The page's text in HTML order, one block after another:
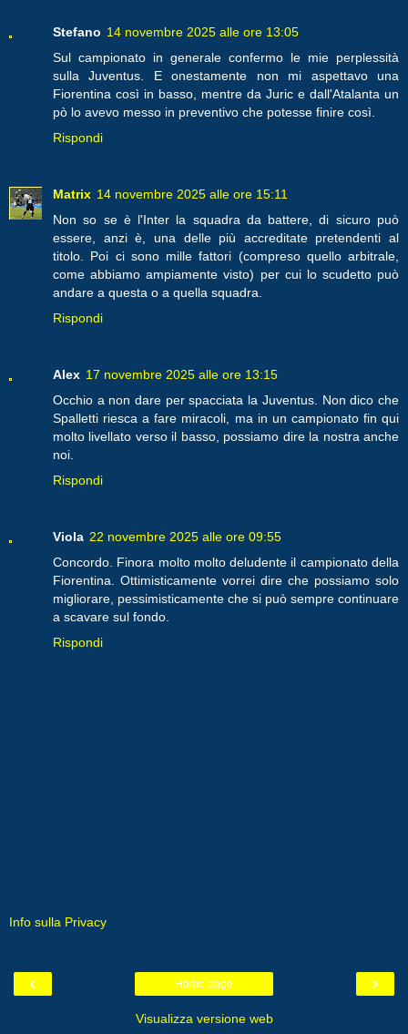
Stefano 14 novembre 2025 alle ore 13:05
Sul campionato in generale confermo le mie perplessità
sulla Juventus. E onestamente non mi aspettavo una
Fiorentina così in basso, mentre da Juric e dall'Atalanta un
pò lo avevo messo in preventivo che potesse finire così.
Rispondi
Matrix 14 novembre 2025 alle ore 15:11
Non so se è l'Inter la squadra da battere, di sicuro può
essere, anzi è, una delle più accreditate pretendenti al
titolo. Poi ci sono mille fattori (compreso quello arbitrale,
come abbiamo ampiamente visto) per cui lo scudetto può
andare a questa o a quella squadra.
Rispondi
Alex 17 novembre 2025 alle ore 13:15
Occhio a non dare per spacciata la Juventus. Non dico che
Spalletti riesca a fare miracoli, ma in un campionato fin qui
molto livellato verso il basso, possiamo dire la nostra anche
noi.
Rispondi
Viola 22 novembre 2025 alle ore 09:55
Concordo. Finora molto molto deludente il campionato della
Fiorentina. Ottimisticamente vorrei dire che possiamo solo
migliorare, pessimisticamente che si può sempre continuare
a scavare sul fondo.
Rispondi
Info sulla Privacy
‹ ›
Home page
Visualizza versione web